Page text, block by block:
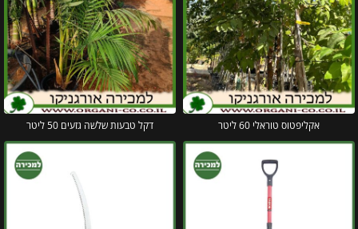
אקליפטוס טוראלי 60 ליטר דקל טבעות שלשה גזעים 50 ליטר